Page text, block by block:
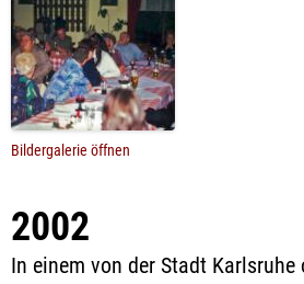
Bildergalerie öffnen
2002
In einem von der Stadt Karlsruhe